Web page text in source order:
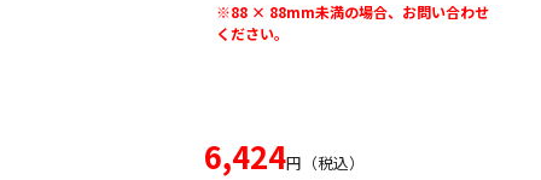
※88 × 88mm未満の場合、お問い合わせ
ください。
6,424円（税込）